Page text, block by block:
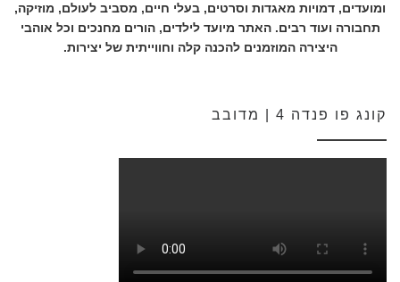
ומועדים, דמויות מאגדות וסרטים, בעלי חיים, מסביב לעולם, מוזיקה,
תחבורה ועוד רבים. האתר מיועד לילדים, הורים מחנכים וכל אוהבי
היצירה המוזמנים להכנה קלה וחווייתית של יצירות.
קונג פו פנדה 4 | מדובב